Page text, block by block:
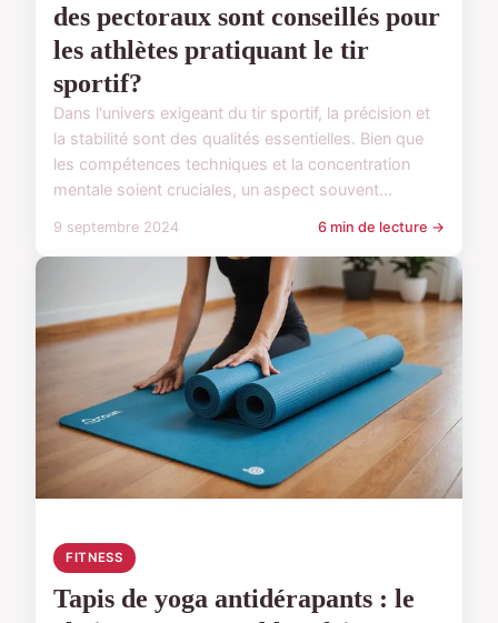
des pectoraux sont conseillés pour
les athlètes pratiquant le tir
sportif?
Dans l'univers exigeant du tir sportif, la précision et
la stabilité sont des qualités essentielles. Bien que
les compétences techniques et la concentration
mentale soient cruciales, un aspect souvent...
9 septembre 2024 6 min de lecture →
FITNESS
Tapis de yoga antidérapants : le